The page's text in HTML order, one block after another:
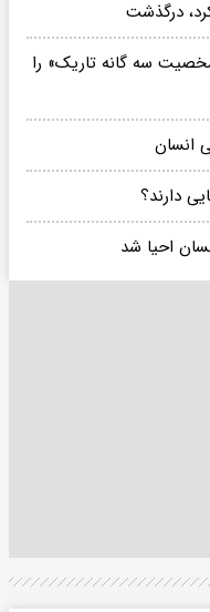
درگذشت
سه گانه تاریک» را
انسان
دارند؟
احیا شد